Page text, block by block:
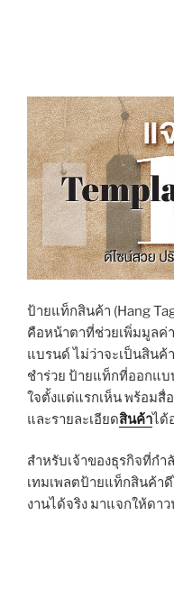
ป้ายแท็กสินค้า (Hang
คือหน้าตาที่ช่วยเพิ่มมูลค่
แบรนด์ ไม่ว่าจะเป็นสินค้
ชำร่วย ป้ายแท็กที่ออกแบ
ใจตั้งแต่แรกเห็น พร้อมสื่
และรายละเอียดสินค้าได้
สำหรับเจ้าของธุรกิจที่กำ
เทมเพลตป้ายแท็กสินค้า
งานได้จริง มาแจกให้ดา